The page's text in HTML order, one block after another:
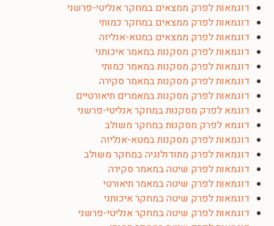
דוגמאות לפרק ממצאים במחקר אנליטי-פרשני
דוגמאות לפרק ממצאים במחקר כמותי
דוגמאות לפרק ממצאים במטא-אנליזה
דוגמאות לפרק מסקנות במאמר איכותני
דוגמאות לפרק מסקנות במאמר כמותי
דוגמאות לפרק מסקנות במאמר סקירה
דוגמאות לפרק מסקנות במאמרים תיאורטיים
דוגמא לפרק מסקנות במחקר אנליטי-פרשני
דוגמא לפרק מסקנות במחקר משולב
דוגמאות לפרק מסקנות במטא-אנליזה
דוגמאות לפרק מתודולוגיה במחקר משולב
דוגמאות לפרק שיטה במאמר סקירה
דוגמאות לפרק שיטה במאמר תיאורטי
דוגמאות לפרק שיטה במחקר איכותני
דוגמאות לפרק שיטה במחקר אנליטי-פרשני